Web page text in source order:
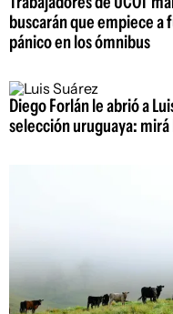
buscarán que empiece a
pánico en los ómnibus
Diego Forlán le abrió a
selección uruguaya: mirá